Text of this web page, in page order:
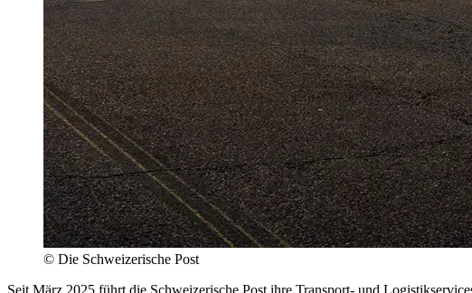
© Die Schweizerische Post
Seit März 2025 führt die Schweizerische Post ihre Transport- und